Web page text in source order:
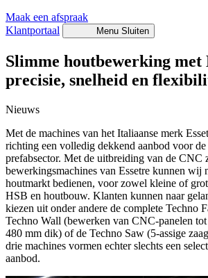
Maak een afspraak
Klantportaal
Menu Sluiten
Slimme houtbewerking met
precisie, snelheid en
Nieuws
Met de machines van het Italiaanse merk
richting een volledig dekkend aanbod voor
prefabsector. Met de uitbreiding van de CNC
bewerkingsmachines van Essetre kunnen wij
houtmarkt bedienen, voor zowel kleine of
HSB en houtbouw. Klanten kunnen naar
kiezen uit onder andere de complete Techno
Techno Wall (bewerken van CNC-panelen
480 mm dik) of de Techno Saw (5-assige
drie machines vormen echter slechts een
aanbod.